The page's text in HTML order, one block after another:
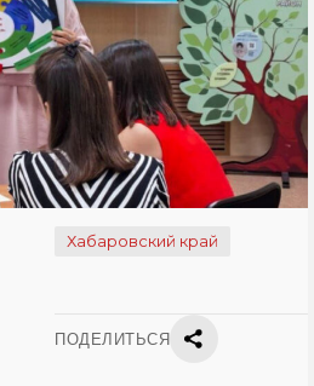
Хабаровский край
ПОДЕЛИТЬСЯ